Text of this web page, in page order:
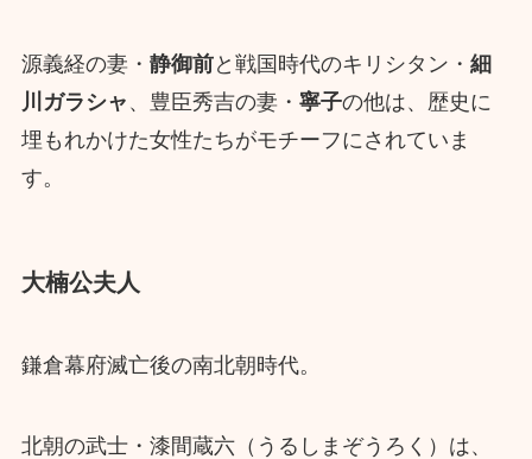
源義経の妻・ 静御前と戦国時代のキリシタン・ 細
川ガラシャ 、豊臣秀吉の妻・ 寧子の他は、歴史に
埋もれかけた女性たちがモチーフにされていま
す。
大楠公夫人
鎌倉幕府滅亡後の南北朝時代。
北朝の武士・漆間蔵六（うるしまぞうろく）は、